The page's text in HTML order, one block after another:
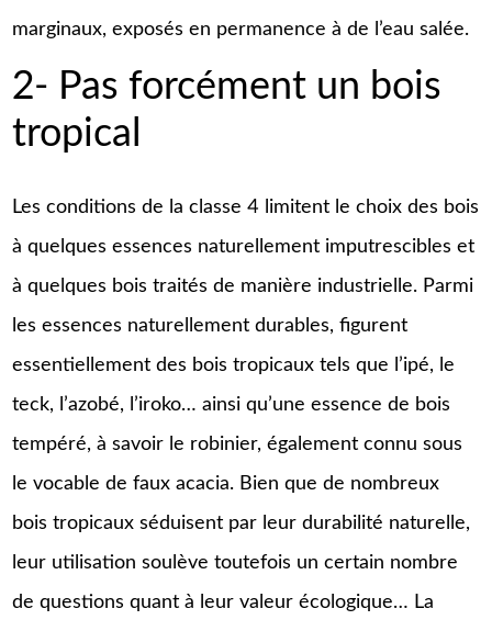
marginaux, exposés en permanence à de l’eau salée.
2- Pas forcément un bois
tropical
Les conditions de la classe 4 limitent le choix des bois
à quelques essences naturellement imputrescibles et
à quelques bois traités de manière industrielle. Parmi
les essences naturellement durables, figurent
essentiellement des bois tropicaux tels que l’ipé, le
teck, l’azobé, l’iroko… ainsi qu’une essence de bois
tempéré, à savoir le robinier, également connu sous
le vocable de faux acacia. Bien que de nombreux
bois tropicaux séduisent par leur durabilité naturelle,
leur utilisation soulève toutefois un certain nombre
de questions quant à leur valeur écologique… La